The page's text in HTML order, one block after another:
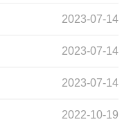
2023-07-14
2023-07-14
2023-07-14
2022-10-19